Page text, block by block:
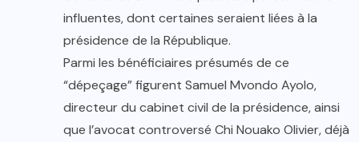
influentes, dont certaines seraient liées à la
présidence de la République.
Parmi les bénéficiaires présumés de ce
“dépeçage” figurent Samuel Mvondo Ayolo,
directeur du cabinet civil de la présidence, ainsi
que l’avocat controversé Chi Nouako Olivier, déjà